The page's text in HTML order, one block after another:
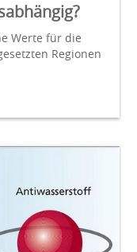
Werte für die
Regionen